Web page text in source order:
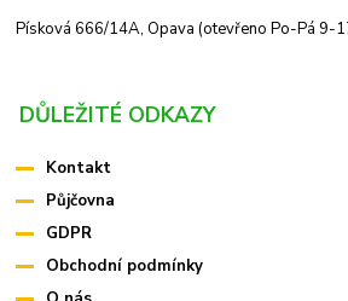
Písková 666/14A, Opava (otevřeno Po-Pá 9-
DŮLEŽITÉ ODKAZY
Kontakt
Půjčovna
GDPR
Obchodní podmínky